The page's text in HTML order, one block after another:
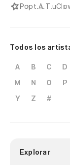
Popt.A.T.u
Todos los
A B C D
M
N O P
Y
Z #
Explorar